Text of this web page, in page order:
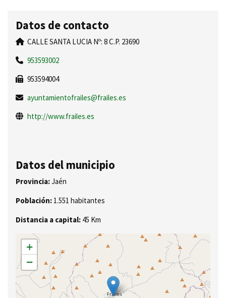
Datos de contacto
CALLE SANTA LUCIA Nº: 8 C.P. 23690
953593002
953594004
ayuntamientofrailes@frailes.es
http://www.frailes.es
Datos del municipio
Provincia:Jaén
Población: 1.551 habitantes
Distancia a capital: 45 Km
+
−